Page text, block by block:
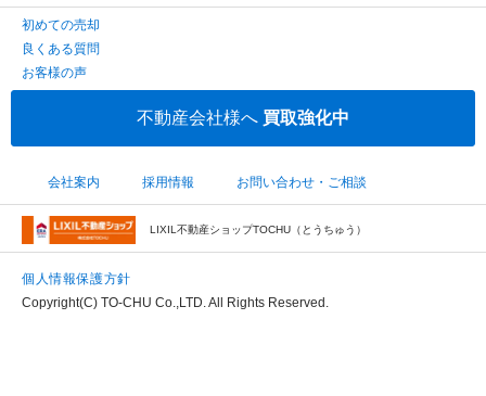
初めての売却
良くある質問
お客様の声
不動産会社様へ 買取強化中
会社案内 採用情報 お問い合わせ・ご相談
LIXIL不動産ショップTOCHU（とうちゅう）
個人情報保護方針
Copyright(C) TO-CHU Co.,LTD. All Rights Reserved.